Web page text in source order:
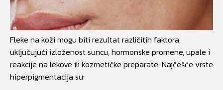
Fleke na koži mogu biti rezultat različitih faktora,
uključujući izloženost suncu, hormonske promene, upale i
reakcije na lekove ili kozmetičke preparate. Najčešće vrste
hiperpigmentacija su: